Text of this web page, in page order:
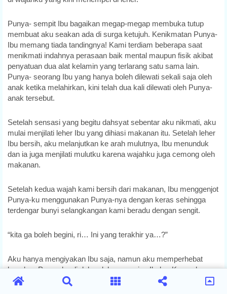
Punya- sempit Ibu bagaikan megap-megap membuka tutup
membuat aku seakan ada di surga ketujuh. Kenikmatan Punya-
Ibu memang tiada tandingnya! Kami terdiam beberapa saat
menikmati indahnya perasaan baik mental maupun fisik akibat
penyatuan dua alat kelamin yang terlarang satu sama lain.
Punya- seorang Ibu yang hanya boleh dilewati sekali saja oleh
anak ketika melahirkan, kini telah dua kali dilewati oleh Punya-
anak tersebut.
Setelah sensasi yang begitu dahsyat sebentar aku nikmati, aku
mulai menjilati leher Ibu yang dihiasi makanan itu. Setelah leher
Ibu bersih, aku melanjutkan ke arah mulutnya, Ibu menunduk
dan ia juga menjilati mulutku karena wajahku juga cemong oleh
makanan.
Setelah kedua wajah kami bersih dari makanan, Ibu menggenjot
Punya-ku menggunakan Punya-nya dengan keras sehingga
terdengar bunyi selangkangan kami beradu dengan sengit.
“kita ga boleh begini, ri… Ini yang terakhir ya…?”
Aku hanya mengiyakan Ibu saja, namun aku memperhebat
kocokan Punya-ku di dalam lubang vagina Ibuku. Kurasakan
sebentar lagi aku akan orgasme, sementara Ibu mengerang-